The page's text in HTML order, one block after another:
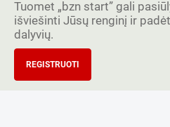
Tuomet „bzn start” gali
išviešinti Jūsų renginį ir
dalyvių.
REGISTRUOTI